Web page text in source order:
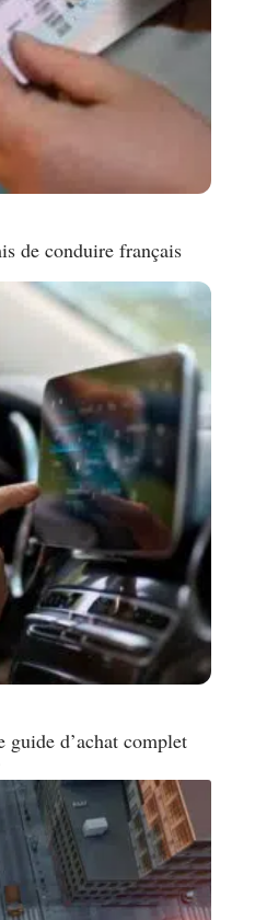
de conduire français
guide d’achat complet